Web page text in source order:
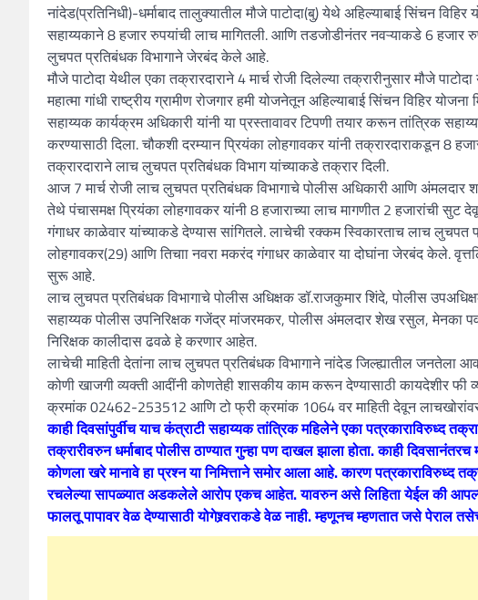
नांदेड(प्रतिनिधी)-धर्माबाद तालुक्यातील मौजे पाटोदा(बु) येथे अहिल्याबाई सिंचन
सहाय्यकाने 8 हजार रुपयांची लाच मागितली. आणि तडजोडीनंतर नवऱ्याकडे 6 हजार
लुचपत प्रतिबंधक विभागाने जेरबंद केले आहे.
मौजे पाटोदा येथील एका तक्रारदाराने 4 मार्च रोजी दिलेल्या तक्रारीनुसार मौजे
महात्मा गांधी राष्ट्रीय ग्रामीण रोजगार हमी योजनेतून अहिल्याबाई सिंचन विहिर
सहाय्यक कार्यक्रम अधिकारी यांनी या प्रस्तावावर टिपणी तयार करून तांत्रिक
करण्यासाठी दिला. चौकशी दरम्यान प्रियंका लोहगावकर यांनी तक्रारदाराकडून 8
तक्रारदाराने लाच लुचपत प्रतिबंधक विभाग यांच्याकडे तक्रार दिली.
आज 7 मार्च रोजी लाच लुचपत प्रतिबंधक विभागाचे पोलीस अधिकारी आणि अंमलदार
तेथे पंचासमक्ष प्रियंका लोहगावकर यांनी 8 हजाराच्या लाच मागणीत 2 हजारांची
गंगाधर काळेवार यांच्याकडे देण्यास सांगितले. लाचेची रक्कम स्विकारताच लाच लुचपत
लोहगावकर(29) आणि तिचाा नवरा मकरंद गंगाधर काळेवार या दोघांना जेरबंद केले.
सुरू आहे.
लाच लुचपत प्रतिबंधक विभागाचे पोलीस अधिक्षक डॉ.राजकुमार शिंदे, पोलीस
सहाय्यक पोलीस उपनिरिक्षक गजेंद्र मांजरमकर, पोलीस अंमलदार शेख रसुल, मेनका
निरिक्षक कालीदास ढवळे हे करणार आहेत.
लाचेची माहिती देतांना लाच लुचपत प्रतिबंधक विभागाने नांदेड जिल्ह्यातील जनतेला
कोणी खाजगी व्यक्ती आदींनी कोणतेही शासकीय काम करून देण्यासाठी कायदेशीर फी
क्रमांक 02462-253512 आणि टो फ्री क्रमांक 1064 वर माहिती देवून लाचखोरांवर
काही दिवसांपुर्वीच याच कंत्राटी सहाय्यक तांत्रिक महिलेने एका पत्रकाराविरुध्द
तक्रारीवरुन धर्माबाद पोलीस ठाण्यात गुन्हा पण दाखल झाला होता. काही
कोणला खरे मानावे हा प्रश्न या निमित्ताने समोर आला आहे. कारण
रचलेल्या सापळ्यात अडकलेले आरोप एकच आहेत. यावरुन असे लिहिता येईल की
फालतू पापावर वेळ देण्यासाठी योगेश्र्वराकडे वेळ नाही. म्हणूनच म्हणतात जसे पेराल